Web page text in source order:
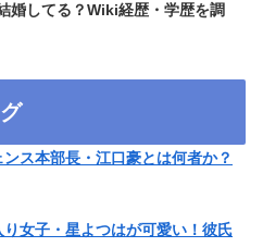
婚してる？Wiki経歴・学歴を調
ス本部長・江口豪とは何者か？
女子・星よつはが可愛い！彼氏